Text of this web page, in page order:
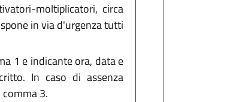
moltiplicatori, circa
in via d'urgenza tutti
1 e indicante ora, data e
In caso di assenza
3.